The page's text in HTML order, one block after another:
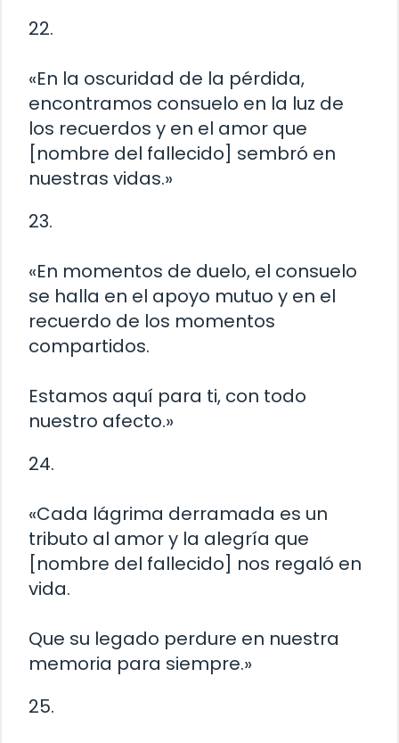
22.
«En la oscuridad de la pérdida,
encontramos consuelo en la luz de
los recuerdos y en el amor que
[nombre del fallecido] sembró en
nuestras vidas.»
23.
«En momentos de duelo, el consuelo
se halla en el apoyo mutuo y en el
recuerdo de los momentos
compartidos.
Estamos aquí para ti, con todo
nuestro afecto.»
24.
«Cada lágrima derramada es un
tributo al amor y la alegría que
[nombre del fallecido] nos regaló en
vida.
Que su legado perdure en nuestra
memoria para siempre.»
25.